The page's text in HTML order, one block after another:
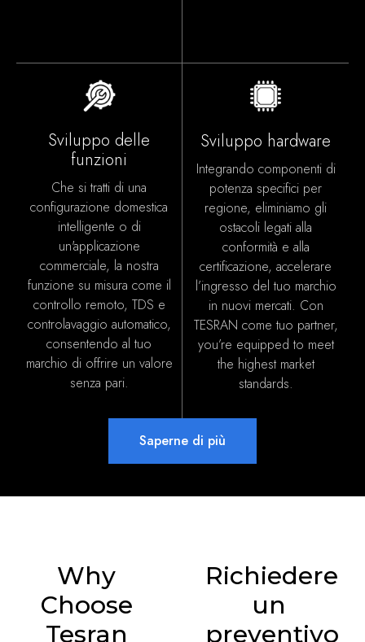
Sviluppo delle
funzioni
Che si tratti di una
configurazione domestica
intelligente o di
un'applicazione
commerciale, la nostra
funzione su misura come il
controllo remoto, TDS e
controlavaggio automatico,
consentendo al tuo
marchio di offrire un valore
senza pari.
Sviluppo hardware
Integrando componenti di
potenza specifici per
regione, eliminiamo gli
ostacoli legati alla
conformità e alla
certificazione, accelerare
l’ingresso del tuo marchio
in nuovi mercati. Con
TESRAN come tuo partner,
you’re equipped to meet
the highest market
standards.
Saperne di più
Why
Choose
Tesran
Richiedere
un
preventivo